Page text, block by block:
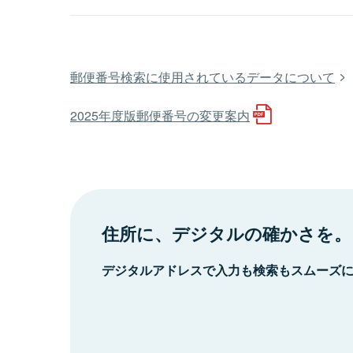
郵便番号検索に使用されているデータについて
2025年度版郵便番号の変更案内
住所に、デジタルの確かさを。
デジタルアドレスで入力も検索もスムーズ